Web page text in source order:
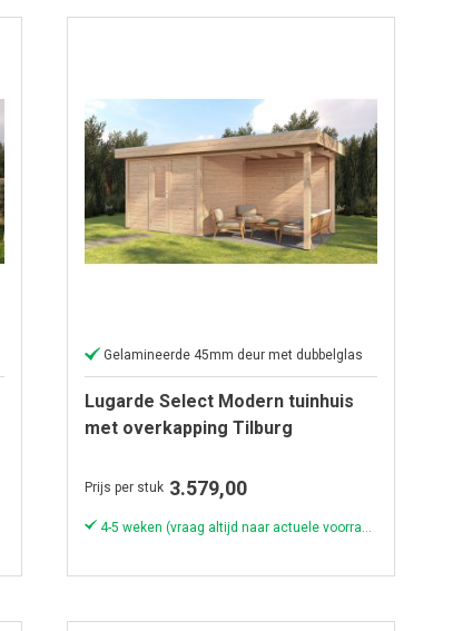
Gelamineerde 45mm deur met dubbelglas
Lugarde Select Modern tuinhuis
met overkapping Tilburg
Onbehandeld
Prijs per stuk 3.579,00
4-5 weken (vraag altijd naar actuele voorraad & levertijd!)